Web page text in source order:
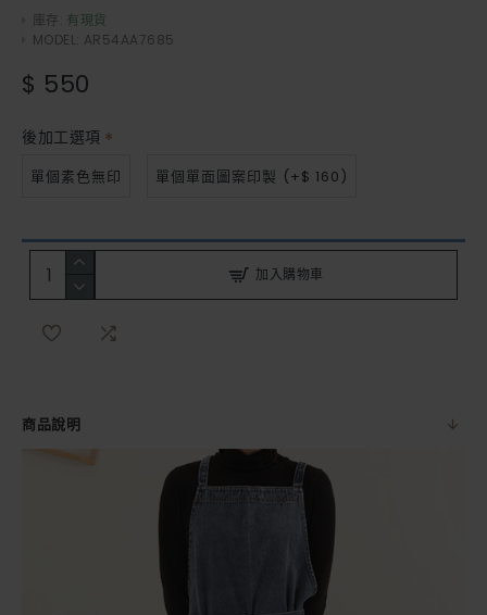
庫存: 有現貨
MODEL: AR54AA7685
$ 550
後加工選項
單個素色無印 單個單面圖案印製 (+$ 160)
加入購物車
商品說明